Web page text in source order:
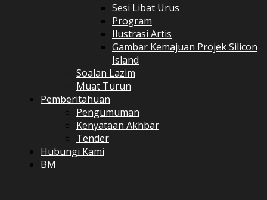
Sesi Libat Urus
Program
Ilustrasi Artis
Gambar Kemajuan Projek Silicon
Island
Soalan Lazim
Muat Turun
Pemberitahuan
Pengumuman
Kenyataan Akhbar
Tender
Hubungi Kami
BM